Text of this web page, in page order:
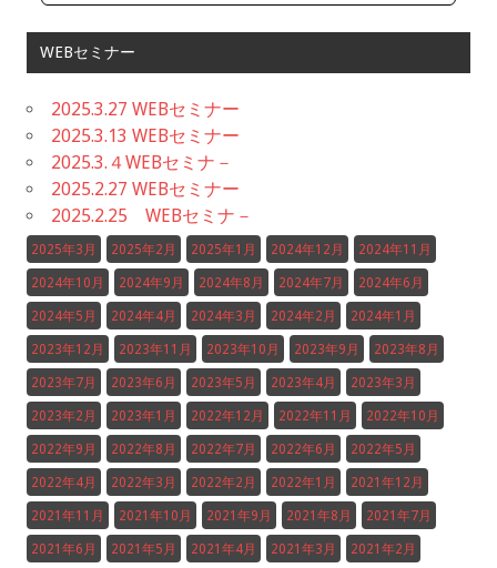
WEBセミナー
2025.3.27 WEBセミナー
2025.3.13 WEBセミナー
2025.3.４WEBセミナ－
2025.2.27 WEBセミナー
2025.2.25 WEBセミナ－
2025年3月 2025年2月 2025年1月 2024年12月 2024年11月
2024年10月 2024年9月 2024年8月 2024年7月 2024年6月
2024年5月 2024年4月 2024年3月 2024年2月 2024年1月
2023年12月 2023年11月 2023年10月 2023年9月 2023年8月
2023年7月 2023年6月 2023年5月 2023年4月 2023年3月
2023年2月 2023年1月 2022年12月 2022年11月 2022年10月
2022年9月 2022年8月 2022年7月 2022年6月 2022年5月
2022年4月 2022年3月 2022年2月 2022年1月 2021年12月
2021年11月 2021年10月 2021年9月 2021年8月 2021年7月
2021年6月 2021年5月 2021年4月 2021年3月 2021年2月